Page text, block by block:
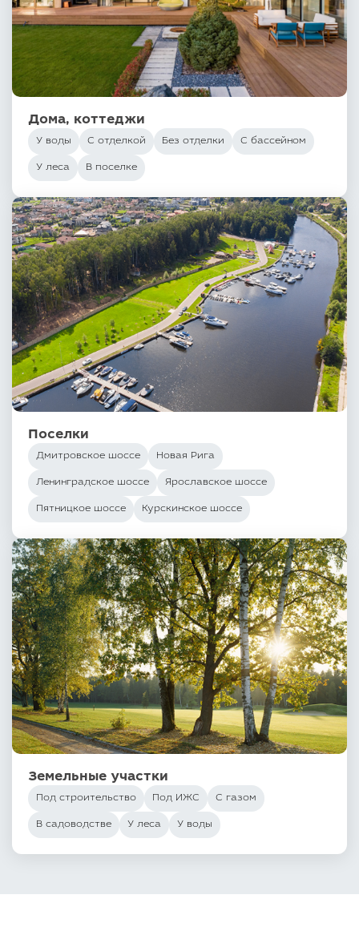
Дома, коттеджи
У воды С отделкой Без отделки С бассейном
У леса В поселке
Поселки
Дмитровское шоссе Новая Рига
Ленинградское шоссе Ярославское шоссе
Пятницкое шоссе Курскинское шоссе
Земельные участки
Под строительство Под ИЖС С газом
В садоводстве У леса У воды